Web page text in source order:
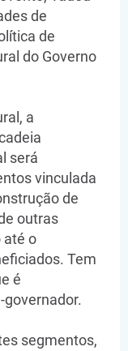
de
de
do Governo
a
será
vinculada
de
outras
até o
Tem
é
segmentos,